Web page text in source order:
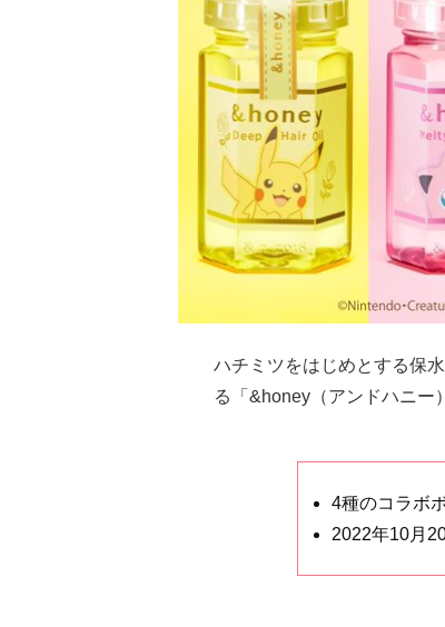
ハチミツをはじめとする保
る「&honey（アンドハニー
4種のコラボ
2022年10月